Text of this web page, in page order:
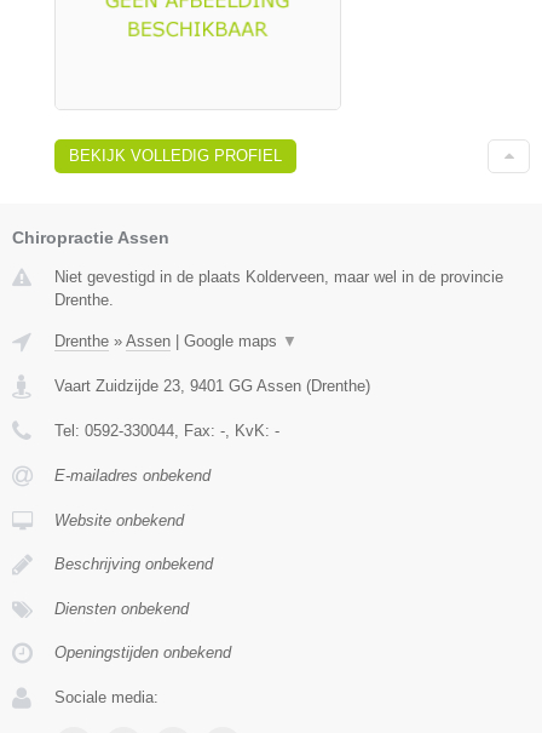
BEKIJK VOLLEDIG PROFIEL
Chiropractie Assen
Niet gevestigd in de plaats Kolderveen, maar wel in de provincie
Drenthe.
Drenthe » Assen Google maps ▼
Vaart Zuidzijde 23, 9401 GG Assen (Drenthe)
Tel: 0592-330044, Fax: -, KvK: -
E-mailadres onbekend
Website onbekend
Beschrijving onbekend
Diensten onbekend
Openingstijden onbekend
Sociale media: